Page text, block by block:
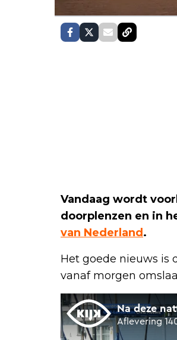
Vandaag wordt
doorplenzen en in
van Nederland.
Het goede nieuws is
vanaf morgen